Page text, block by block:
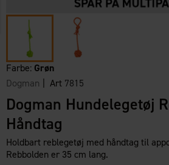
Farbe: Grøn
Dogman
| Art 7815
Dogman Hundelegetøj
Håndtag
Holdbart reblegetøj med håndtag til
Rebbolden er 35 cm lang.